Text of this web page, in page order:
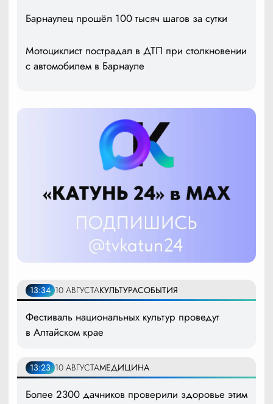
Барнаулец прошёл 100 тысяч шагов за сутки
Мотоциклист пострадал в ДТП при столкновении
с автомобилем в Барнауле
13:34 10 АВГУСТАКУЛЬТУРАСОБЫТИЯ
Фестиваль национальных культур проведут
в Алтайском крае
13:23 10 АВГУСТАМЕДИЦИНА
Более 2300 дачников проверили здоровье этим